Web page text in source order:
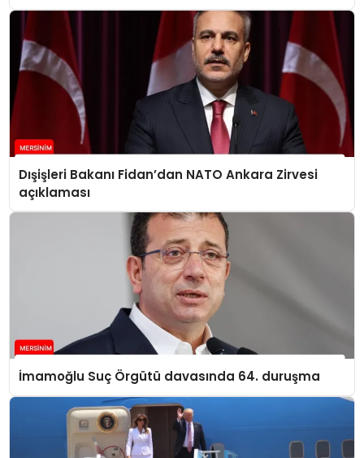
Dışişleri Bakanı Fidan’dan NATO Ankara Zirvesi
açıklaması
İmamoğlu Suç Örgütü davasında 64. duruşma